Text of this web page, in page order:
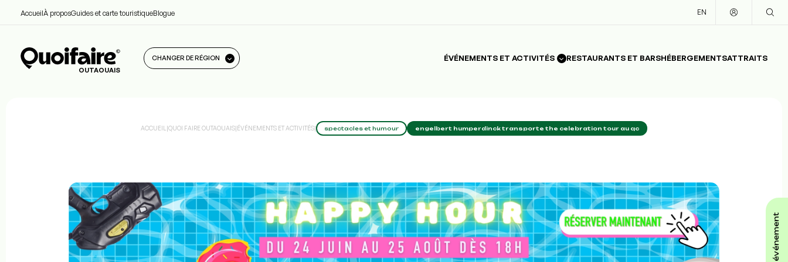
AccueilÀ proposGuides et carte touristiqueBlogue EN
OUTAOUAIS
CHANGER DE RÉGION ÉVÉNEMENTS ET ACTIVITÉS RESTAURANTS ET BARSHÉBERGEMENTSATTRAITS
ACCUEIL |QUOI FAIRE OUTAOUAIS|ÉVÉNEMENTS ET ACTIVITÉS| spectacles et humour engelbert humperdinck transporte the celebration tour au qc